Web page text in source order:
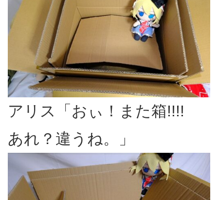
アリス「おぃ！また箱!!!!
あれ？違うね。」